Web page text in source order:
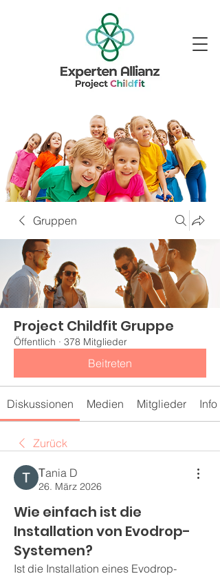
Gruppen
Project Childfit Gruppe
Öffentlich · 378 Mitglieder
Beitreten
Diskussionen Medien Mitglieder Info
Zurück
Тania D
26. März 2026
Wie einfach ist die
Installation von Evodrop-
Systemen?
Ist die Installation eines Evodrop-